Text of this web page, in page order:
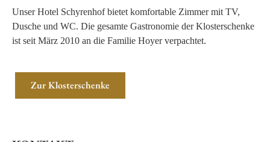
Unser Hotel Schyrenhof bietet komfortable Zimmer mit TV,
Dusche und WC. Die gesamte Gastronomie der Klosterschenke
ist seit März 2010 an die Familie Hoyer verpachtet.
Zur Klosterschenke